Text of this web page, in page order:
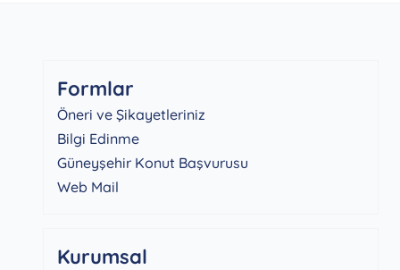
Formlar
Öneri ve Şikayetleriniz
Bilgi Edinme
Güneyşehir Konut Başvurusu
Web Mail
Kurumsal